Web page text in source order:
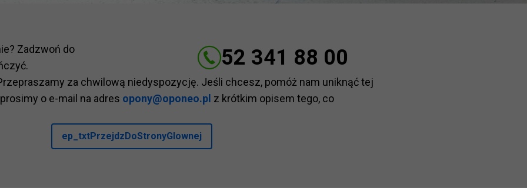
Zadzwoń do
52 341 88 00
za chwilową niedyspozycję. Jeśli chcesz, pomóż nam uniknąć tej
o e-mail na adres opony@oponeo.pl z krótkim opisem tego, co
ep_txtPrzejdzDoStronyGlownej